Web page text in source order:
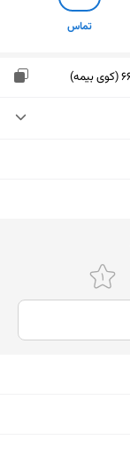
تماس
۸:۳۰ تا ۲۰:۴۵
۸:۳۰ تا ۲۰:۴۵